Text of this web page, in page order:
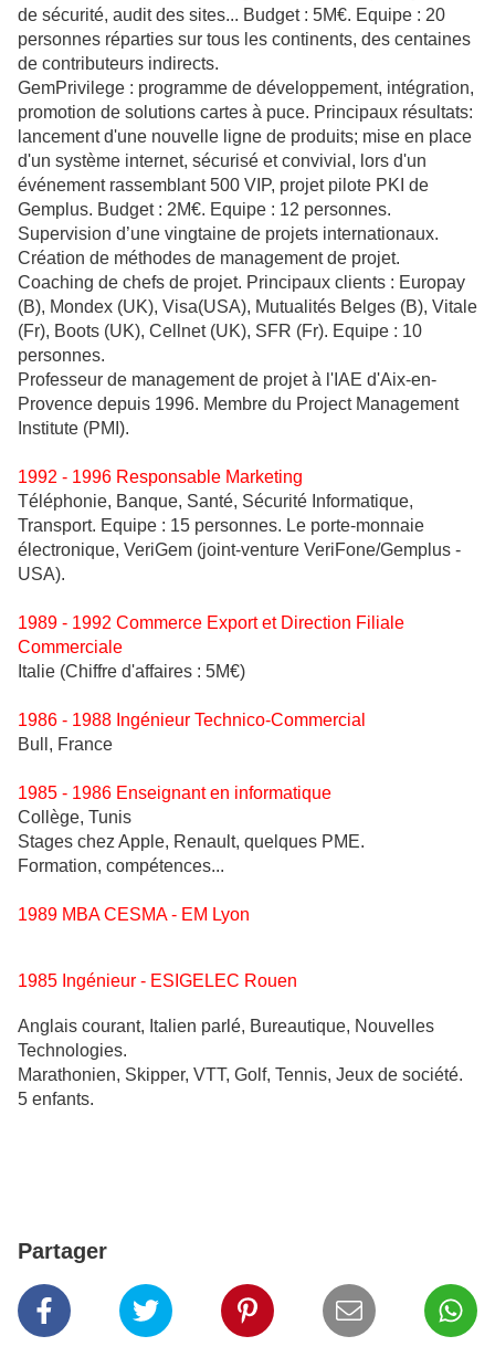
de sécurité, audit des sites... Budget : 5M€. Equipe : 20
personnes réparties sur tous les continents, des centaines
de contributeurs indirects.
GemPrivilege : programme de développement, intégration,
promotion de solutions cartes à puce. Principaux résultats:
lancement d'une nouvelle ligne de produits; mise en place
d'un système internet, sécurisé et convivial, lors d'un
événement rassemblant 500 VIP, projet pilote PKI de
Gemplus. Budget : 2M€. Equipe : 12 personnes.
Supervision d’une vingtaine de projets internationaux.
Création de méthodes de management de projet.
Coaching de chefs de projet. Principaux clients : Europay
(B), Mondex (UK), Visa(USA), Mutualités Belges (B), Vitale
(Fr), Boots (UK), Cellnet (UK), SFR (Fr). Equipe : 10
personnes.
Professeur de management de projet à l'IAE d'Aix-en-
Provence depuis 1996. Membre du Project Management
Institute (PMI).
1992 - 1996 Responsable Marketing
Téléphonie, Banque, Santé, Sécurité Informatique,
Transport. Equipe : 15 personnes. Le porte-monnaie
électronique, VeriGem (joint-venture VeriFone/Gemplus -
USA).
1989 - 1992 Commerce Export et Direction Filiale
Commerciale
Italie (Chiffre d'affaires : 5M€)
1986 - 1988 Ingénieur Technico-Commercial
Bull, France
1985 - 1986 Enseignant en informatique
Collège, Tunis
Stages chez Apple, Renault, quelques PME.
Formation, compétences...
1989 MBA CESMA - EM Lyon
1985 Ingénieur - ESIGELEC Rouen
Anglais courant, Italien parlé, Bureautique, Nouvelles
Technologies.
Marathonien, Skipper, VTT, Golf, Tennis, Jeux de société.
5 enfants.
Partager